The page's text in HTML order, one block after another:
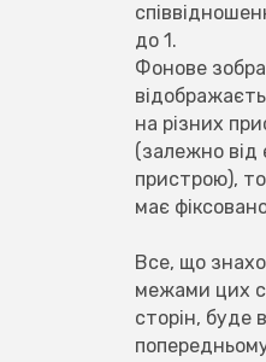
до 1.
Фонове
на різних
(залежно від
пристрою),
має
Все, що
межами цих
сторін, буде